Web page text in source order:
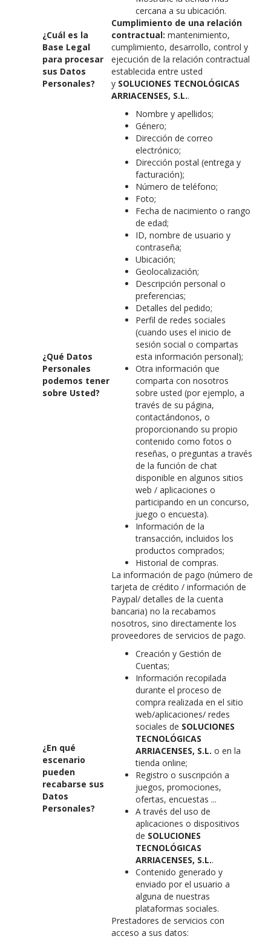
cercana a su ubicación.
¿Cuál es la
Base Legal
para procesar
sus Datos
Personales?
Cumplimiento de una relación
contractual: mantenimiento,
cumplimiento, desarrollo, control y
ejecución de la relación contractual
establecida entre usted
y SOLUCIONES TECNOLÓGICAS
ARRIACENSES, S.L..
¿Qué Datos
Personales
podemos tener
sobre Usted?
Nombre y apellidos;
Género;
Dirección de correo
electrónico;
Dirección postal (entrega y
facturación);
Número de teléfono;
Foto;
Fecha de nacimiento o rango
de edad;
ID, nombre de usuario y
contraseña;
Ubicación;
Geolocalización;
Descripción personal o
preferencias;
Detalles del pedido;
Perfil de redes sociales
(cuando uses el inicio de
sesión social o compartas
esta información personal);
Otra información que
comparta con nosotros
sobre usted (por ejemplo, a
través de su página,
contactándonos, o
proporcionando su propio
contenido como fotos o
reseñas, o preguntas a través
de la función de chat
disponible en algunos sitios
web / aplicaciones o
participando en un concurso,
juego o encuesta).
Información de la
transacción, incluidos los
productos comprados;
Historial de compras.
La información de pago (número de
tarjeta de crédito / información de
Paypal/ detalles de la cuenta
bancaria) no la recabamos
nosotros, sino directamente los
proveedores de servicios de pago.
¿En qué
escenario
pueden
recabarse sus
Datos
Personales?
Creación y Gestión de
Cuentas;
Información recopilada
durante el proceso de
compra realizada en el sitio
web/aplicaciones/ redes
sociales de SOLUCIONES
TECNOLÓGICAS
ARRIACENSES, S.L. o en la
tienda online;
Registro o suscripción a
juegos, promociones,
ofertas, encuestas ...
A través del uso de
aplicaciones o dispositivos
de SOLUCIONES
TECNOLÓGICAS
ARRIACENSES, S.L..
Contenido generado y
enviado por el usuario a
alguna de nuestras
plataformas sociales.
Prestadores de servicios con
acceso a sus datos: